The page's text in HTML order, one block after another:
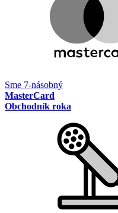
Sme 7-násobný
MasterCard
Obchodník roka